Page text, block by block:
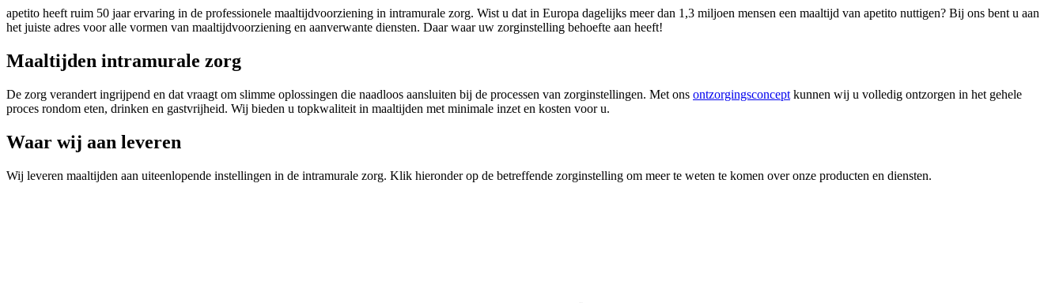
apetito heeft ruim 50 jaar ervaring in de professionele maaltijdvoorziening in intramurale zorg. Wist u dat in Europa dagelijks meer dan 1,3 miljoen mensen een maaltijd van apetito nuttigen? Bij ons bent u aan
het juiste adres voor alle vormen van maaltijdvoorziening en aanverwante diensten. Daar waar uw zorginstelling behoefte aan heeft!
Maaltijden intramurale zorg
De zorg verandert ingrijpend en dat vraagt om slimme oplossingen die naadloos aansluiten bij de processen van zorginstellingen. Met ons ontzorgingsconcept kunnen wij u volledig ontzorgen in het gehele
proces rondom eten, drinken en gastvrijheid. Wij bieden u topkwaliteit in maaltijden met minimale inzet en kosten voor u.
Waar wij aan leveren
Wij leveren maaltijden aan uiteenlopende instellingen in de intramurale zorg. Klik hieronder op de betreffende zorginstelling om meer te weten te komen over onze producten en diensten.